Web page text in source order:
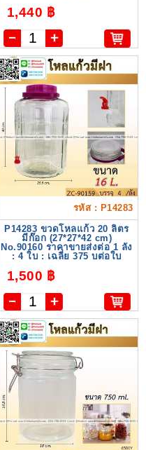
1,440 ฿
รหัส : P14283
P14283 ขวดโหลแก้ว 20 ลิตร
มีก๊อก (27*27*42 cm)
No.90160 ราคาขายส่งต่อ 1 ลัง
: 4 ใบ : เฉลี่ย 375 บต่อใบ
1,500 ฿